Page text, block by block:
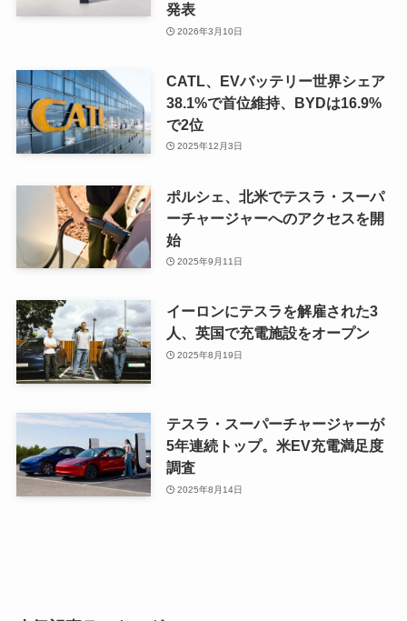
発表
2026年3月10日
CATL、EVバッテリー世界シェア
38.1%で首位維持、BYDは16.9%
で2位
2025年12月3日
ポルシェ、北米でテスラ・スーパ
ーチャージャーへのアクセスを開
始
2025年9月11日
イーロンにテスラを解雇された3
人、英国で充電施設をオープン
2025年8月19日
テスラ・スーパーチャージャーが
5年連続トップ。米EV充電満足度
調査
2025年8月14日